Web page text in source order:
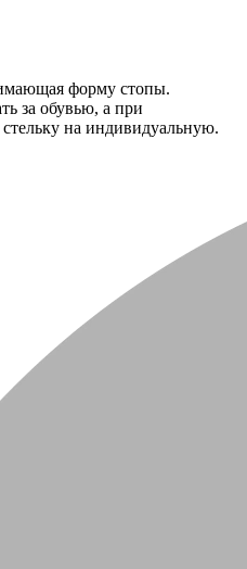
форму стопы.
за обувью, а при
на индивидуальную.